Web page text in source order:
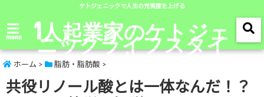
ケトジェニックで人生の充実度を上げる
menu 1人起業家のケトジェ
ニックライフスタイ
ル
ホーム > 脂肪・脂肪酸 >
共役リノール酸とは一体なんだ！？